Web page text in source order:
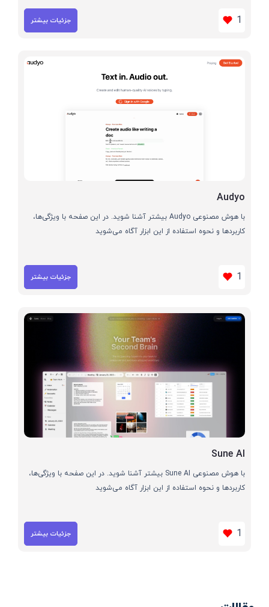
1 جزئیات بیشتر
Audyo
با هوش مصنوعی Audyo بیشتر آشنا شوید. در این صفحه با ویژگی‌ها،
کاربردها و نحوه استفاده از این ابزار آگاه می‌شوید
1 جزئیات بیشتر
Sune AI
با هوش مصنوعی Sune AI بیشتر آشنا شوید. در این صفحه با ویژگی‌ها،
کاربردها و نحوه استفاده از این ابزار آگاه می‌شوید
1 جزئیات بیشتر